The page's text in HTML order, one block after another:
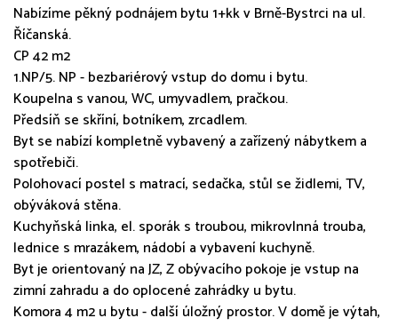
Nabízíme pěkný podnájem bytu 1+kk v Brně-Bystrci na ul.
Říčanská.
CP 42 m2
1.NP/5. NP - bezbariérový vstup do domu i bytu.
Koupelna s vanou, WC, umyvadlem, pračkou.
Předsíň se skříní, botníkem, zrcadlem.
Byt se nabízí kompletně vybavený a zařízený nábytkem a
spotřebiči.
Polohovací postel s matrací, sedačka, stůl se židlemi, TV,
obýváková stěna.
Kuchyňská linka, el. sporák s troubou, mikrovlnná trouba,
lednice s mrazákem, nádobí a vybavení kuchyně.
Byt je orientovaný na JZ, Z obývacího pokoje je vstup na
zimní zahradu a do oplocené zahrádky u bytu.
Komora 4 m2 u bytu - další úložný prostor. V domě je výtah,